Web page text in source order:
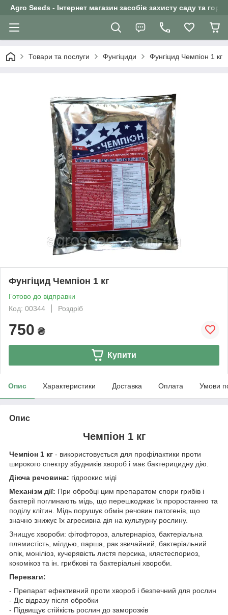
Agro Seeds - Інтернет магазин засобів захисту саду та
Товари та послуги Фунгіциди Фунгіцид Чемпіон 1 кг
Фунгіцид Чемпіон 1 кг
Готово до відправки
Код: 00344
Роздріб
750 ₴
Купити
Опис Характеристики Доставка Оплата Умови
Опис
Чемпіон 1 кг
Чемпіон 1 кг - використовується для профілактики проти
широкого спектру збудників хвороб і має бактерицидну дію.
Діюча речовина: гідроокис міді
Механізм дії: При обробці цим препаратом спори грибів і
бактерії поглинають мідь, що перешкоджає їх проростанню та
поділу клітин. Мідь порушує обмін речовин патогенів, що
значно знижує їх агресивна дія на культурну рослину.
Знищує хвороби: фітофтороз, альтернаріоз, бактеріальна
плямистість, мілдью, парша, рак звичайний, бактеріальний
опік, моніліоз, кучерявість листя персика, клястеспориоз,
кокомікоз та ін. грибкові та бактеріальні хвороби.
Переваги:
- Препарат ефективний проти хвороб і безпечний для рослин
- Діє відразу після обробки
- Підвищує стійкість рослин до заморозків